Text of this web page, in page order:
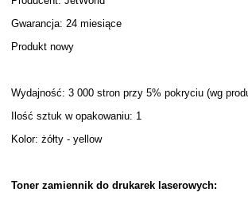
Gwarancja: 24 miesiące
Produkt nowy
Wydajność: 3 000 stron przy 5% pokryciu (wg
Ilość sztuk w opakowaniu: 1
Kolor: żółty - yellow
Toner zamiennik do drukarek laserowych: